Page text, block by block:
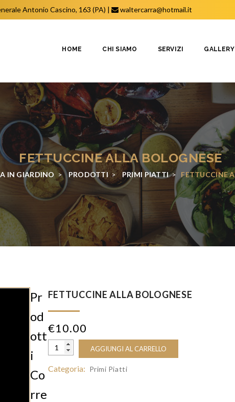
Antonio Cascino, 163 (PA) | waltercarra@hotmail.it
HOME CHI SIAMO SERVIZI GALLERY
FETTUCCINE ALLA BOLOGNESE
IN GIARDINO > PRODOTTI> PRIMI PIATTI> FETTUCCINE
FETTUCCINE ALLA BOLOGNESE
€10.00
AGGIUNGI AL CARRELLO
Categoria: Primi Piatti
Pr
Od
Ott
I
Co
Rre